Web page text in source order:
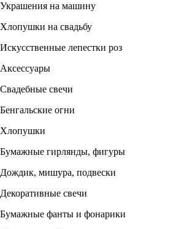
Украшения на машину
Хлопушки на свадьбу
Искусственные лепестки роз
Аксессуары
Свадебные свечи
Бенгальские огни
Хлопушки
Бумажные гирлянды, фигуры
Дождик, мишура, подвески
Декоративные свечи
Бумажные фанты и фонарики